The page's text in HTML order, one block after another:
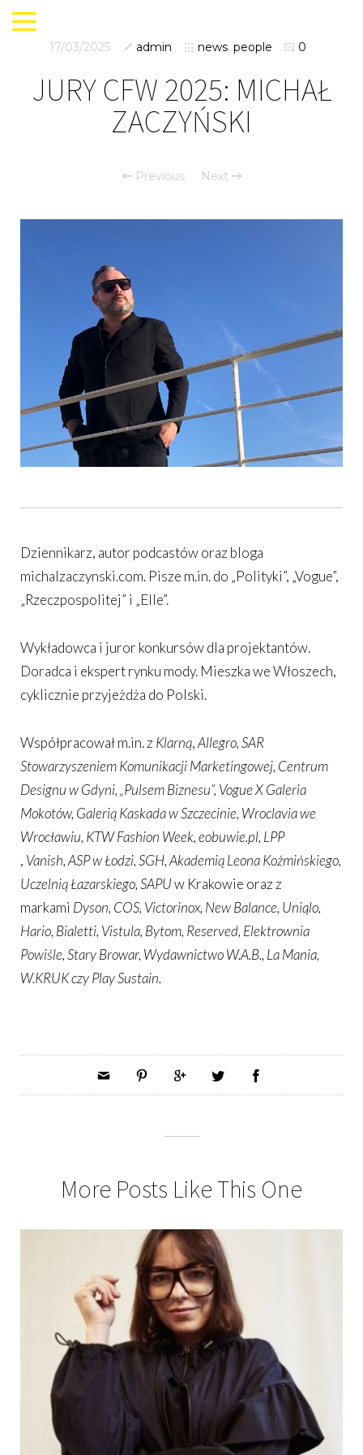
17/03/2025 admin news, people 0
JURY CFW 2025: MICHAŁ
ZACZYŃSKI
Previous Next
Dziennikarz, autor podcastów oraz bloga
michalzaczynski.com. Pisze m.in. do „Polityki”, „Vogue”,
„Rzeczpospolitej” i „Elle”.
Wykładowca i juror konkursów dla projektantów.
Doradca i ekspert rynku mody. Mieszka we Włoszech,
cyklicznie przyjeżdża do Polski.
Współpracował m.in. z Klarną,Allegro, SAR
Stowarzyszeniem Komunikacji Marketingowej, Centrum
Designu w Gdyni, „Pulsem Biznesu”, Vogue X Galeria
Mokotów, Galerią Kaskada w Szczecinie, Wroclavia we
Wrocławiu, KTW Fashion Week,eobuwie.pl, LPP
, Vanish,ASP w Łodzi,SGH, Akademią Leona Koźmińskiego,
Uczelnią Łazarskiego,SAPUw Krakowie oraz z
markami Dyson, COS, Victorinox, New Balance, Uniqlo,
Hario, Bialetti, Vistula, Bytom, Reserved, Elektrownia
Powiśle, Stary Browar, Wydawnictwo W.A.B., La Mania,
W.KRUK czy Play Sustain.
More Posts Like This One